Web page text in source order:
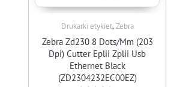
Drukarki etykiet,Zebra
Zebra Zd230 8 Dots/Mm (203
Dpi) Cutter Eplii Zplii Usb
Ethernet Black
(ZD2304232EC00EZ)